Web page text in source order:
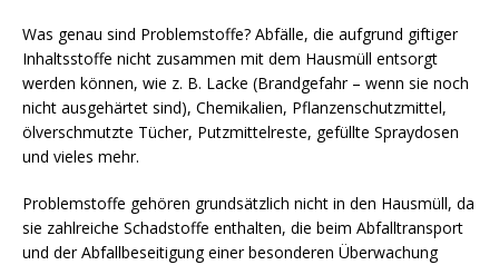
Was genau sind Problemstoffe? Abfälle, die aufgrund giftiger
Inhaltsstoffe nicht zusammen mit dem Hausmüll entsorgt
werden können, wie z. B. Lacke (Brandgefahr – wenn sie noch
nicht ausgehärtet sind), Chemikalien, Pflanzenschutzmittel,
ölverschmutzte Tücher, Putzmittelreste, gefüllte Spraydosen
und vieles mehr.
Problemstoffe gehören grundsätzlich nicht in den Hausmüll, da
sie zahlreiche Schadstoffe enthalten, die beim Abfalltransport
und der Abfallbeseitigung einer besonderen Überwachung